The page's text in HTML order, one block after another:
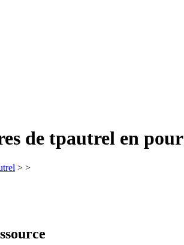
de tpautrel en pour
> >